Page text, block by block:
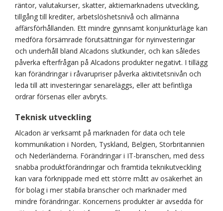
räntor, valutakurser, skatter, aktiemarknadens utveckling,
tillgång till krediter, arbetslöshetsnivå och allmänna
affärsförhållanden. Ett mindre gynnsamt konjunkturläge kan
medföra försämrade förutsättningar för nyinvesteringar
och underhåll bland Alcadons slutkunder, och kan således
påverka efterfrågan på Alcadons produkter negativt. I tillägg
kan förändringar i råvarupriser påverka aktivitetsnivån och
leda till att investeringar senareläggs, eller att befintliga
ordrar försenas eller avbryts.
Teknisk utveckling
Alcadon är verksamt på marknaden för data och tele
kommunikation i Norden, Tyskland, Belgien, Storbritannien
och Nederländerna. Förändringar i IT-branschen, med dess
snabba produktförändringar och framtida teknikutveckling
kan vara förknippade med ett större mått av osäkerhet än
för bolag i mer stabila branscher och marknader med
mindre förändringar. Koncernens produkter är avsedda för